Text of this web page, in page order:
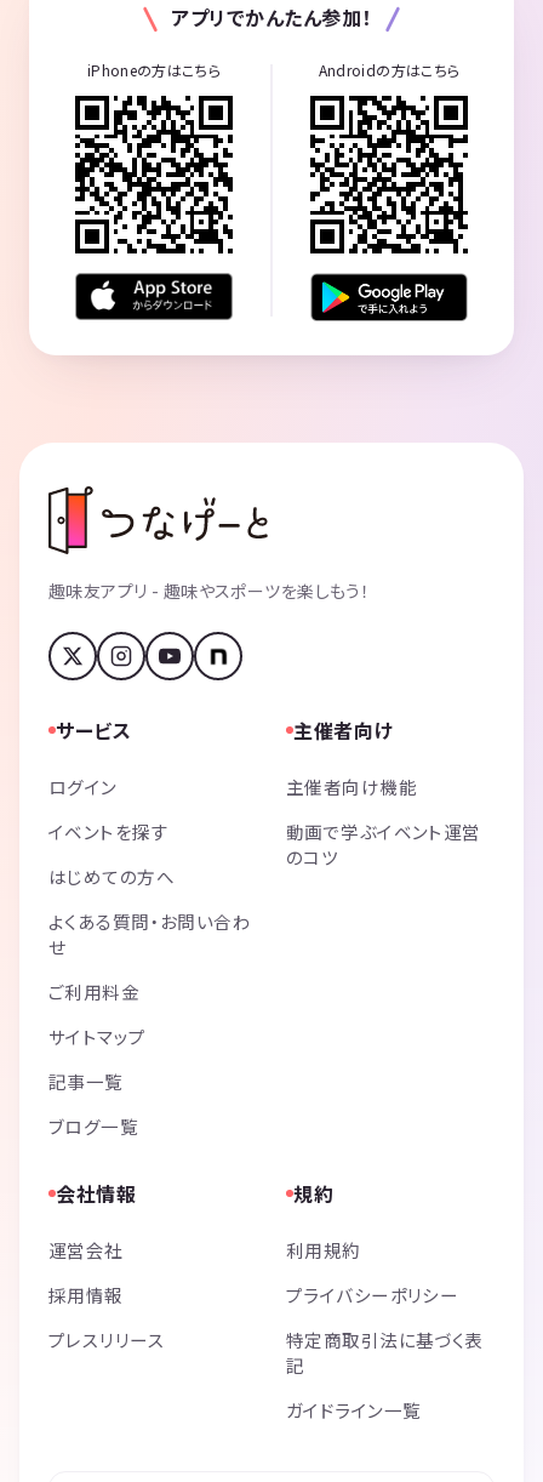
アプリでかんたん参加！
iPhoneの方はこちら Androidの方はこちら
趣味友アプリ - 趣味やスポーツを楽しもう！
サービス
ログイン
イベントを探す
はじめての方へ
よくある質問・お問い合わ
せ
ご利用料金
サイトマップ
記事一覧
ブログ一覧
主催者向け
主催者向け機能
動画で学ぶイベント運営
のコツ
会社情報
運営会社
採用情報
プレスリリース
規約
利用規約
プライバシーポリシー
特定商取引法に基づく表
記
ガイドライン一覧